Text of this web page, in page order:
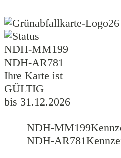
26
NDH-MM199
NDH-AR781
Ihre Karte ist
GÜLTIG
bis 31.12.2026
NDH-MM199
NDH-AR781